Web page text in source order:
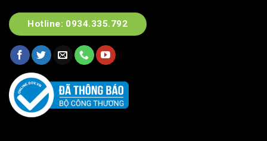
Hotline: 0934.335.792